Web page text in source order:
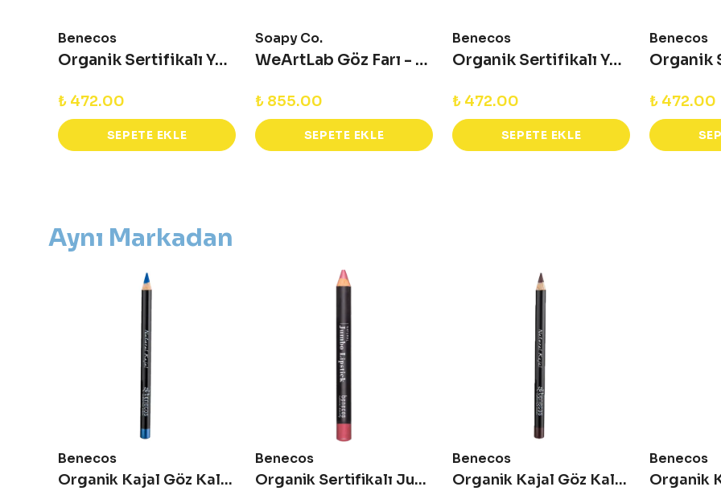
Benecos
Organik Sertifikalı Yedek Göz Farı - Beauty ID Refill - Lilac Light
₺ 472.00
SEPETE EKLE
Soapy Co.
WeArtLab Göz Farı - Supernova Pink
₺ 855.00
SEPETE EKLE
Benecos
Organik Sertifikalı Yedek Göz Farı - Beauty ID Refill - Muddy Olive
₺ 472.00
SEPETE EKLE
Benecos
₺ 472.00
Aynı Markadan
Benecos
Organik Kajal Göz Kalemi - Bright Blue
Benecos
Organik Sertifikalı Jumbo Lipstick - Rosy Brown
Benecos
Organik Kajal Göz Kalemi - Kahverengi
Benecos